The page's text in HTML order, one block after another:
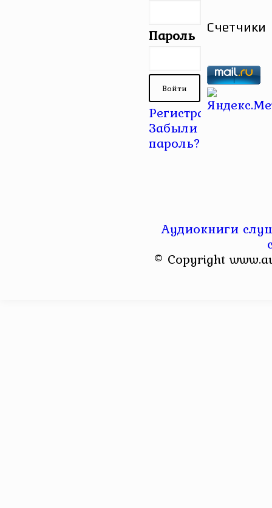
Пароль
Регистрация |
Забыли
пароль?
Счетчики
Аудиокниги
© Copyright